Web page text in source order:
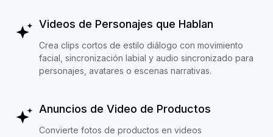
Videos de Personajes que Hablan
Crea clips cortos de estilo diálogo con movimiento
facial, sincronización labial y audio sincronizado para
personajes, avatares o escenas narrativas.
Anuncios de Video de Productos
Convierte fotos de productos en videos